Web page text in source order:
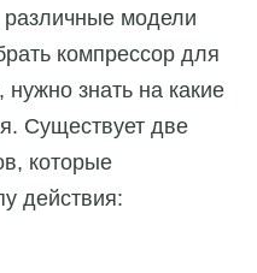
различные модели
компрессор для
нужно знать на какие
Существует две
которые
действия: